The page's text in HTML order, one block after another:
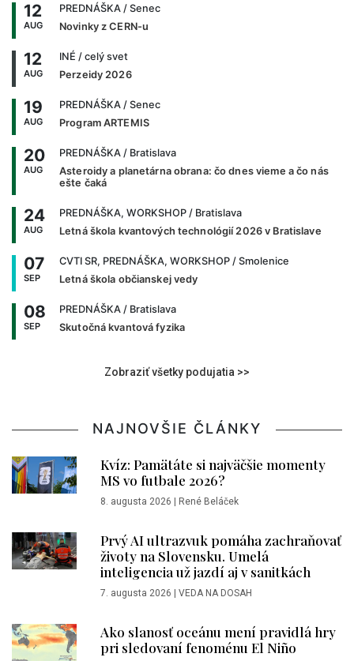
12
AUG
PREDNÁŠKA / Senec
Novinky z CERN-u
12
AUG
INÉ / celý svet
Perzeidy 2026
19
AUG
PREDNÁŠKA / Senec
Program ARTEMIS
20
AUG
PREDNÁŠKA / Bratislava
Asteroidy a planetárna obrana: čo dnes vieme a čo nás
ešte čaká
24
AUG
PREDNÁŠKA, WORKSHOP / Bratislava
Letná škola kvantových technológií 2026 v Bratislave
07
SEP
CVTI SR, PREDNÁŠKA, WORKSHOP / Smolenice
Letná škola občianskej vedy
08
SEP
PREDNÁŠKA / Bratislava
Skutočná kvantová fyzika
Zobraziť všetky podujatia >>
NAJNOVŠIE ČLÁNKY
Kvíz: Pamätáte si najväčšie momenty
MS vo futbale 2026?
8. augusta 2026 René Beláček
Prvý AI ultrazvuk pomáha zachraňovať
životy na Slovensku. Umelá
inteligencia už jazdí aj v sanitkách
7. augusta 2026 VEDA NA DOSAH
Ako slanosť oceánu mení pravidlá hry
pri sledovaní fenoménu El Niño